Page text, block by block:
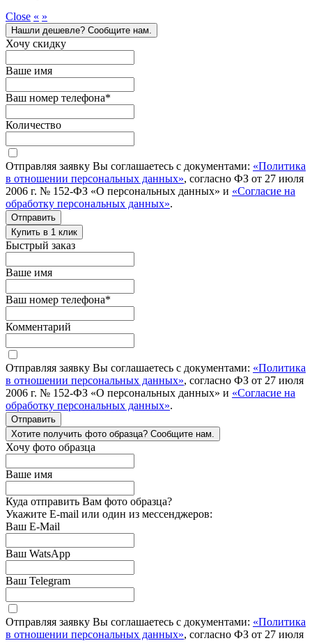
Close « »
Нашли дешевле? Сообщите нам.
Хочу скидку
Ваше имя
Ваш номер телефона*
Количество
Отправляя заявку Вы соглашаетесь с документами: «Политика
в отношении персональных данных», согласно ФЗ от 27 июля
2006 г. № 152-ФЗ «О персональных данных» и «Согласие на
обработку персональных данных».
Отправить
Купить в 1 клик
Быстрый заказ
Ваше имя
Ваш номер телефона*
Комментарий
Отправляя заявку Вы соглашаетесь с документами: «Политика
в отношении персональных данных», согласно ФЗ от 27 июля
2006 г. № 152-ФЗ «О персональных данных» и «Согласие на
обработку персональных данных».
Отправить
Хотите получить фото образца? Сообщите нам.
Хочу фото образца
Ваше имя
Куда отправить Вам фото образца?
Укажите E-mail или один из мессенджеров:
Ваш E-Mail
Ваш WatsApp
Ваш Telegram
Отправляя заявку Вы соглашаетесь с документами: «Политика
в отношении персональных данных», согласно ФЗ от 27 июля